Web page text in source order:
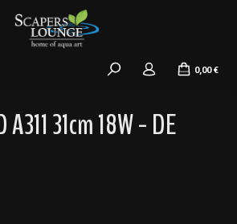
0,00 €
31cm 18W - DE